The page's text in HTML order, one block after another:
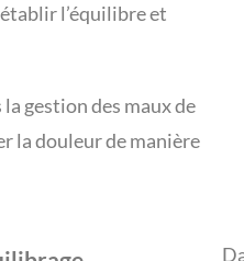
l’équilibre et
gestion des maux de
la douleur de manière